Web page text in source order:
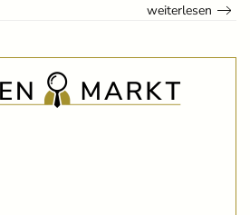
weiterlesen